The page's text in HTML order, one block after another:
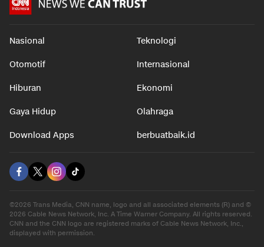
Nasional Teknologi
Otomotif Internasional
Hiburan Ekonomi
Gaya Hidup Olahraga
Download Apps berbuatbaik.id
©2026 Trans Media, CNN name, logo and all associated elements (R) and ©
2026 Cable News Network, Inc. A Time Warner Company. All rights reserved.
CNN and the CNN logo are registered marks of Cable News Network, Inc.,
displayed with permission.